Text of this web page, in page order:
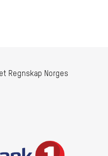
Regnskap Norges